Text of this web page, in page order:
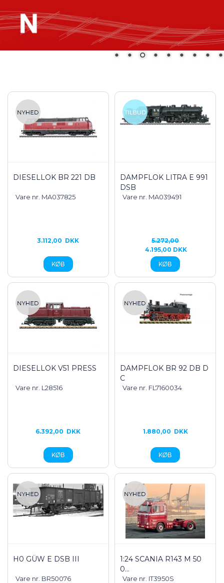
DIESELLOK BR 221 DB
Vare nr. MA037825
3.112,00 DKK
DAMPFLOK LITRA E 991
DSB
Vare nr. MA039491
5.272,00
4.195,00 DKK
DIESELLOK V51 PRESS
Vare nr. L28516
6.392,00 DKK
DAMPFLOK BR 92 DB D
C
Vare nr. FL7160034
1.880,00 DKK
H0 GÜW E DSB III
Vare nr. BR50076
1:24 SCANIA R143 M 50
0...
Vare nr. IT3950S